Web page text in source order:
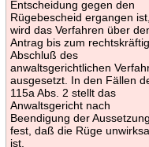
Entscheidung gegen den
Rügebescheid ergangen
wird das Verfahren über
Antrag bis zum
Abschluß des
anwaltsgerichtlichen
ausgesetzt. In den Fällen
115a Abs. 2 stellt das
Anwaltsgericht nach
Beendigung der Aussetzung
fest, daß die Rüge
ist.